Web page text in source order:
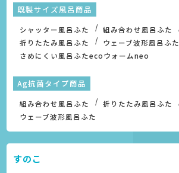
既製サイズ風呂商品
シャッター風呂ふた
組み合わせ風呂ふた
折りたたみ風呂ふた
ウェーブ波形風呂ふた
さめにくい風呂ふたecoウォームneo
Ag抗菌タイプ商品
組み合わせ風呂ふた
折りたたみ風呂ふた
ウェーブ波形風呂ふた
すのこ